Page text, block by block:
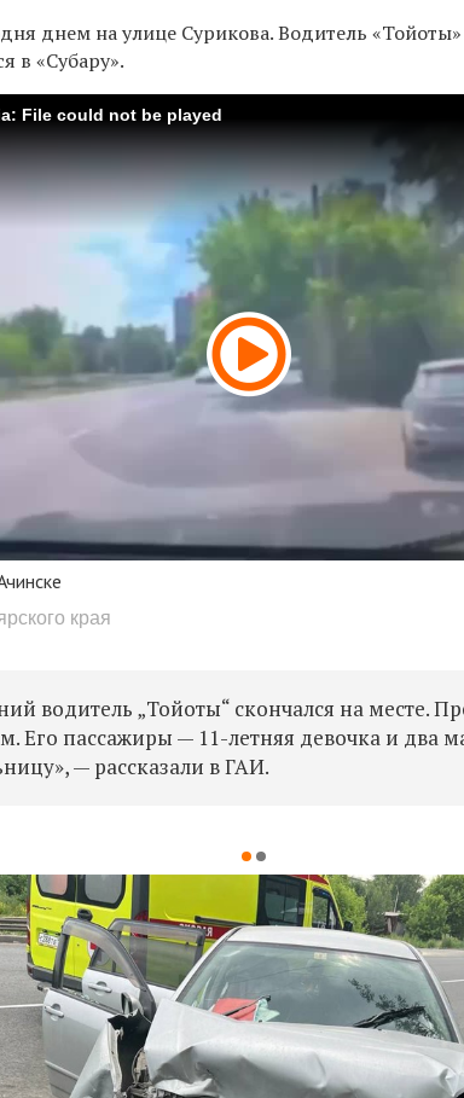
днем на улице Сурикова. Водитель
в «Субару».
File could not be played
края
водитель „Тойоты“ скончался на месте.
Его пассажиры — 11-летняя девочка и два
— рассказали в ГАИ.